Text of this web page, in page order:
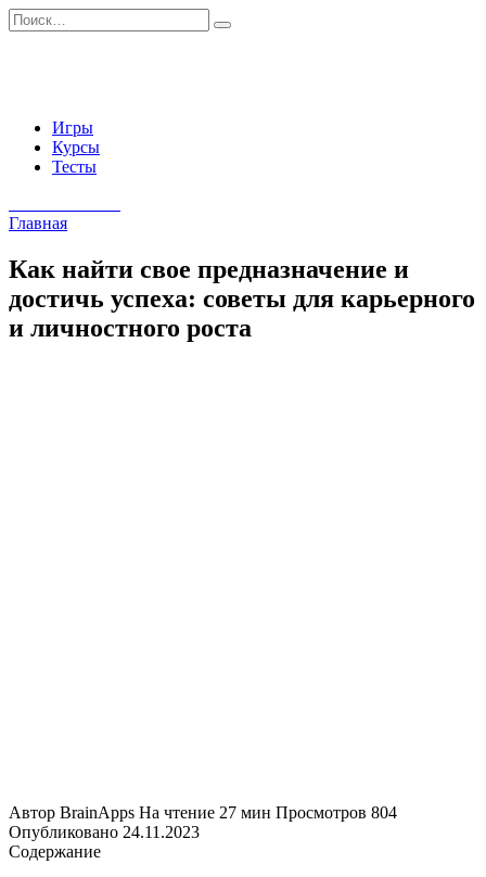
Перейти
к
Search
for:
Игры
Курсы
Тесты
Главная
Как найти свое предназначение и
достичь успеха: советы для карьерного
и личностного роста
Автор BrainApps На чтение 27 мин Просмотров 804
Опубликовано 24.11.2023
Содержание